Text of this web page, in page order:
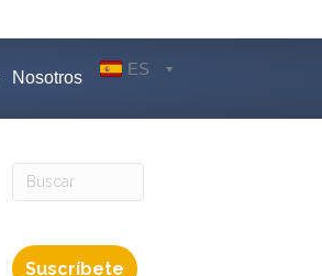
Nosotros ES
Suscríbete